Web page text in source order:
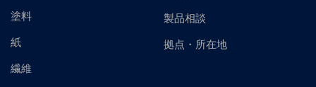
塗料
紙
繊維
製品相談
拠点・所在地